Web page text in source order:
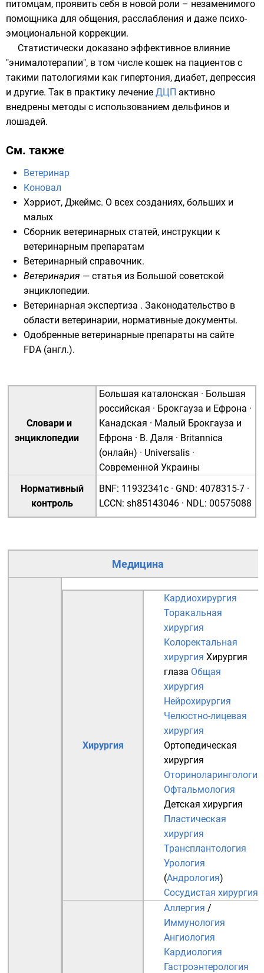
питомцам, проявить себя в новой роли – незаменимого
помощника для общения, расслабления и даже психо-
эмоциональной коррекции.
Статистически доказано эффективное влияние
"энималотерапии", в том числе кошек на пациентов с
такими патологиями как гипертония, диабет, депрессия
и другие. Так в практику лечение ДЦП активно
внедрены методы с использованием дельфинов и
лошадей.
См. также
Ветеринар
Коновал
Хэрриот, Джеймс. О всех созданиях, больших и
малых
Сборник ветеринарных статей, инструкции к
ветеринарным препаратам
Ветеринарный справочник.
Ветеринария — статья из Большой советской
энциклопедии.
Ветеринарная экспертиза . Законодательство в
области ветеринарии, нормативные документы.
Одобренные ветеринарные препараты на сайте
FDA (англ.).
Словари и
энциклопедии
Большая каталонская · Большая
российская · Брокгауза и Ефрона ·
Канадская · Малый Брокгауза и
Ефрона · В. Даля · Britannica
(онлайн) · Universalis ·
Современной Украины
Нормативный
контроль
BNF: 11932341c · GND: 4078315-7 ·
LCCN: sh85143046 · NDL: 00575088
Медицина
Хирургия
Кардиохирургия
Торакальная
хирургия
Колоректальная
хирургия Хирургия
глаза Общая
хирургия
Нейрохирургия
Челюстно-лицевая
хирургия
Ортопедическая
хирургия
Оториноларингология
Офтальмология
Детская хирургия
Пластическая
хирургия
Трансплантология
Урология
(Андрология)
Сосудистая хирургия
Аллергия /
Иммунология
Ангиология
Кардиология
Гастроэнтерология